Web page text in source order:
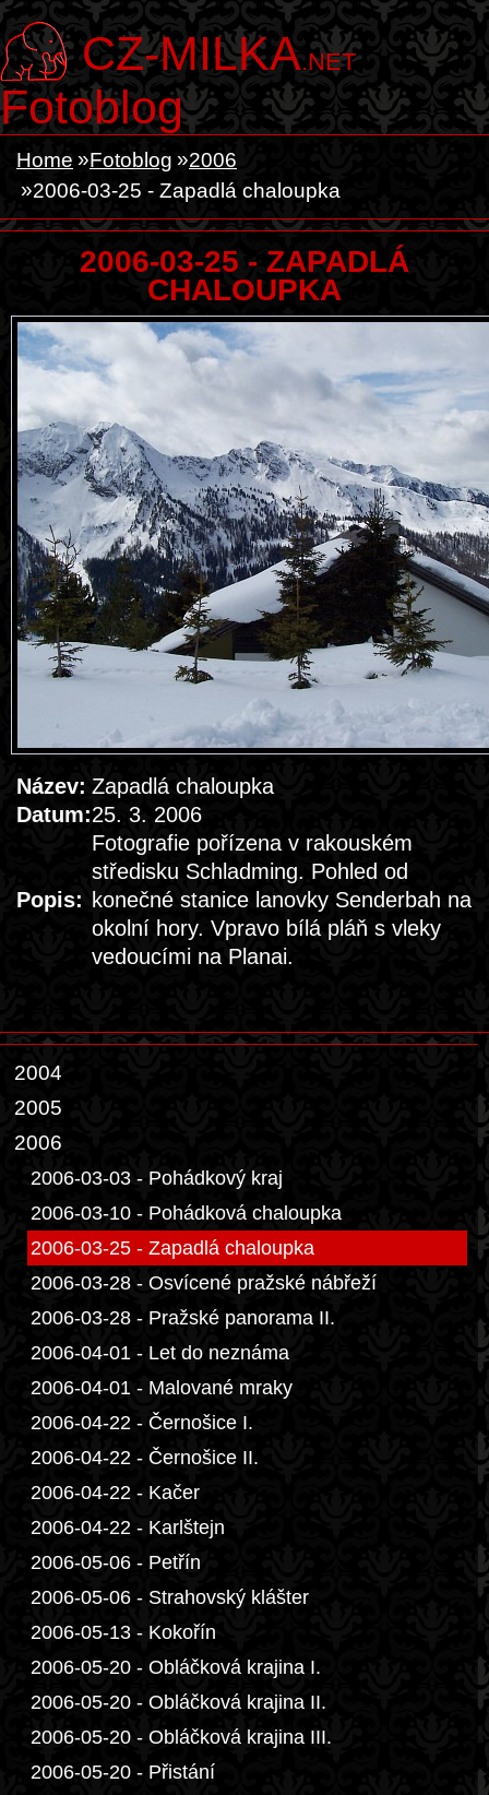
CZ-MILKA.NET
Fotoblog
Home Fotoblog
2006
2006-03-25 - Zapadlá chaloupka
2006-03-25 - ZAPADLÁ
CHALOUPKA
Název: Zapadlá chaloupka
Datum:25. 3. 2006
Popis:
Fotografie pořízena v rakouském
středisku Schladming. Pohled od
konečné stanice lanovky Senderbah na
okolní hory. Vpravo bílá pláň s vleky
vedoucími na Planai.
2004
2005
2006
2006-03-03 - Pohádkový kraj
2006-03-10 - Pohádková chaloupka
2006-03-25 - Zapadlá chaloupka
2006-03-28 - Osvícené pražské nábřeží
2006-03-28 - Pražské panorama II.
2006-04-01 - Let do neznáma
2006-04-01 - Malované mraky
2006-04-22 - Černošice I.
2006-04-22 - Černošice II.
2006-04-22 - Kačer
2006-04-22 - Karlštejn
2006-05-06 - Petřín
2006-05-06 - Strahovský klášter
2006-05-13 - Kokořín
2006-05-20 - Obláčková krajina I.
2006-05-20 - Obláčková krajina II.
2006-05-20 - Obláčková krajina III.
2006-05-20 - Přistání